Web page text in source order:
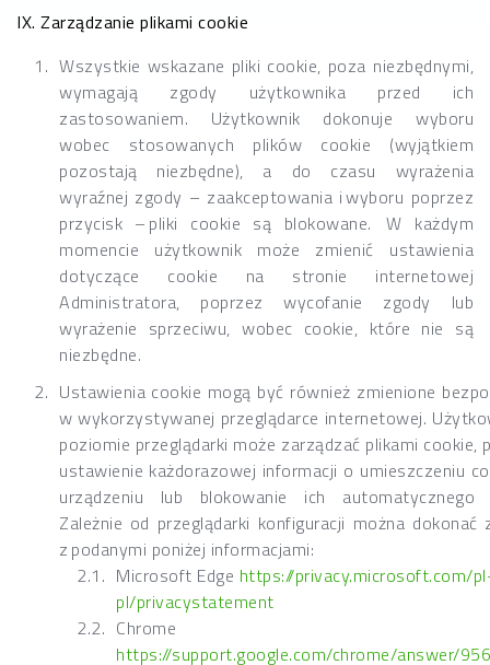
IX. Zarządzanie plikami cookie
Wszystkie wskazane pliki cookie, poza niezbędnymi,
wymagają zgody użytkownika przed ich
zastosowaniem. Użytkownik dokonuje wyboru
wobec stosowanych plików cookie (wyjątkiem
pozostają niezbędne), a do czasu wyrażenia
wyraźnej zgody – zaakceptowania i wyboru poprzez
przycisk – pliki cookie są blokowane. W każdym
momencie użytkownik może zmienić ustawienia
dotyczące cookie na stronie internetowej
Administratora, poprzez wycofanie zgody lub
wyrażenie sprzeciwu, wobec cookie, które nie są
niezbędne.
Ustawienia cookie mogą być również zmienione
w wykorzystywanej przeglądarce internetowej.
poziomie przeglądarki może zarządzać plikami cookie,
ustawienie każdorazowej informacji o umieszczeniu
urządzeniu lub blokowanie ich automatycznego
Zależnie od przeglądarki konfiguracji można dokonać
z podanymi poniżej informacjami:
Microsoft Edge https://privacy.microsoft.com/
pl/privacystatement
Chrome
https://support.google.com/chrome/answer/